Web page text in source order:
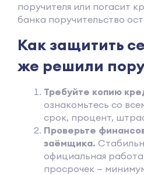
поручителя или погасит
банка поручительство
Как защитить
же решили
Требуйте копию
ознакомьтесь со
срок, процент,
Проверьте
заёмщика.
официальная
просрочек —